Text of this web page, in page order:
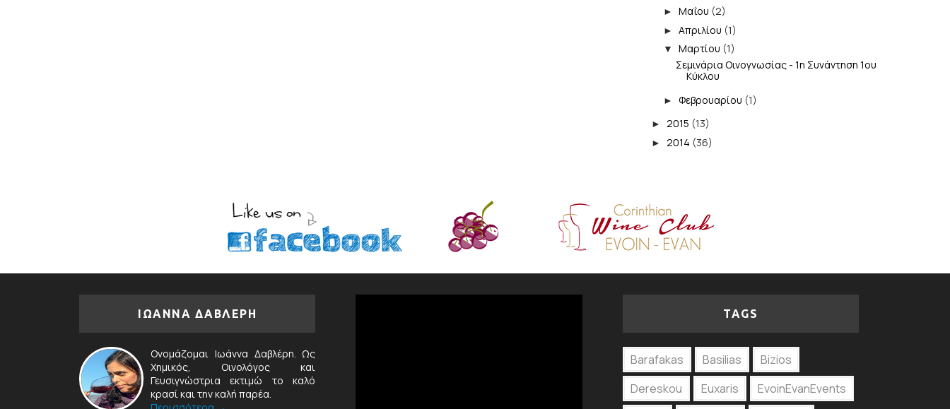
► Μαΐου (2)
► Απριλίου (1)
▼ Μαρτίου (1)
Σεμινάρια Οινογνωσίας - 1η Συνάντηση 1ου
Κύκλου
► Φεβρουαρίου (1)
► 2015 (13)
► 2014 (36)
ΙΩΑΝΝΑ ΔΑΒΛΕΡΗ
Ονομάζομαι Ιωάννα Δαβλέρη. Ως
Χημικός, Οινολόγος και
Γευσιγνώστρια εκτιμώ το καλό
κρασί και την καλή παρέα.
TAGS
Barafakas Basilias
Bizios
Dereskou
Euxaris EvoinEvanEvents